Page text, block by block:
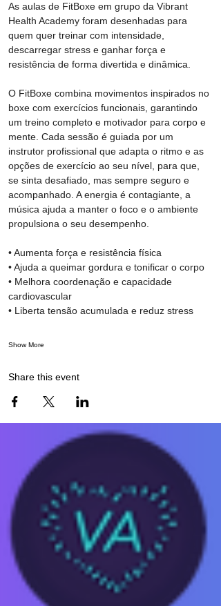
As aulas de FitBoxe em grupo da Vibrant
Health Academy foram desenhadas para
quem quer treinar com intensidade,
descarregar stress e ganhar força e
resistência de forma divertida e dinâmica.
O FitBoxe combina movimentos inspirados no
boxe com exercícios funcionais, garantindo
um treino completo e motivador para corpo e
mente. Cada sessão é guiada por um
instrutor profissional que adapta o ritmo e as
opções de exercício ao seu nível, para que,
se sinta desafiado, mas sempre seguro e
acompanhado. A energia é contagiante, a
música ajuda a manter o foco e o ambiente
propulsiona o seu desempenho.
• Aumenta força e resistência física
• Ajuda a queimar gordura e tonificar o corpo
• Melhora coordenação e capacidade
cardiovascular
• Liberta tensão acumulada e reduz stress
Show More
Share this event